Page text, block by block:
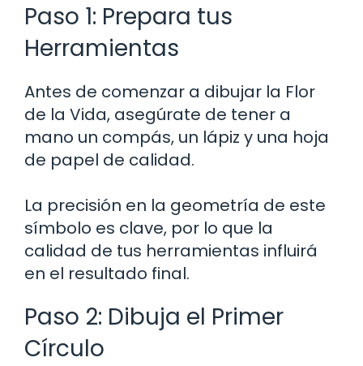
Paso 1: Prepara tus
Herramientas
Antes de comenzar a dibujar la Flor
de la Vida, asegúrate de tener a
mano un compás, un lápiz y una hoja
de papel de calidad.
La precisión en la geometría de este
símbolo es clave, por lo que la
calidad de tus herramientas influirá
en el resultado final.
Paso 2: Dibuja el Primer
Círculo